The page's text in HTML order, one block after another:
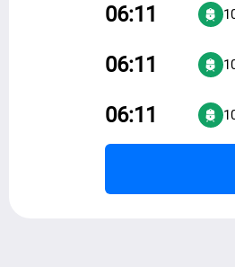
06:11
06:11
06:11